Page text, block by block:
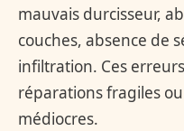
mauvais durcisseur,
couches, absence de
infiltration. Ces
réparations fragiles
médiocres.